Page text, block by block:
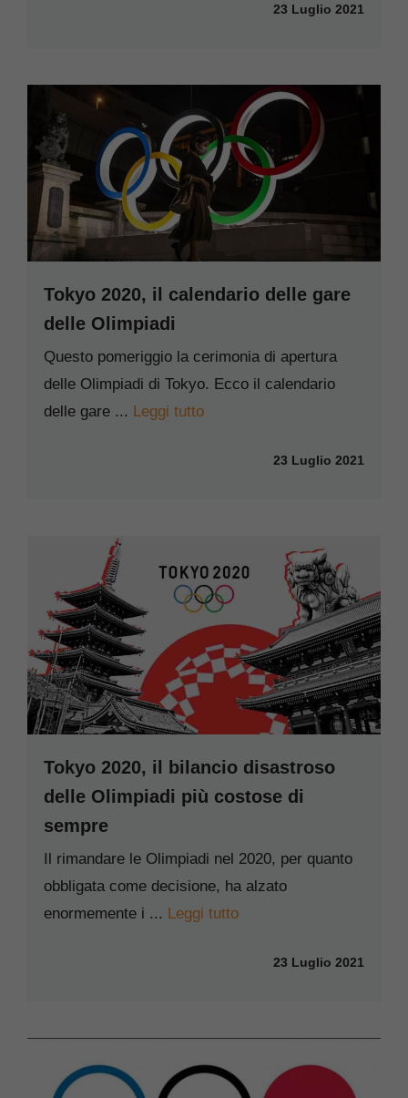
23 Luglio 2021
Tokyo 2020, il calendario delle gare
delle Olimpiadi
Questo pomeriggio la cerimonia di apertura
delle Olimpiadi di Tokyo. Ecco il calendario
delle gare ... Leggi tutto
23 Luglio 2021
Tokyo 2020, il bilancio disastroso
delle Olimpiadi più costose di
sempre
Il rimandare le Olimpiadi nel 2020, per quanto
obbligata come decisione, ha alzato
enormemente i ... Leggi tutto
23 Luglio 2021